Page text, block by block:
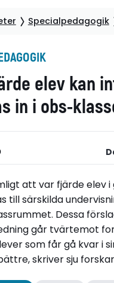
Specialpedagogik
elev kan
in i obs-
att var fjärde elev i
till särskilda
Dessa
går tvärtemot
som får gå kvar i
skriver sju